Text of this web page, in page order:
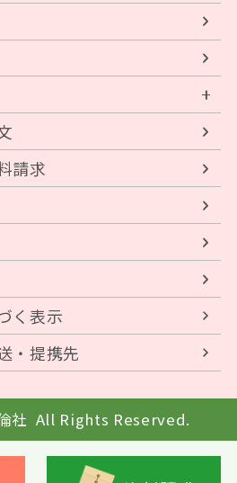
請求
く表示
・提携先
社 All Rights Reserved.